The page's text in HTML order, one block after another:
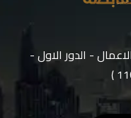
- الدور الاول -